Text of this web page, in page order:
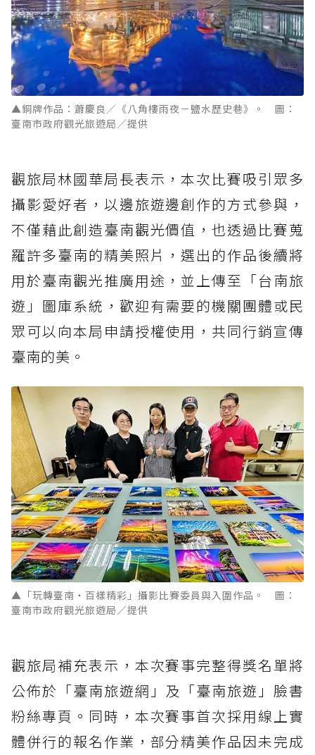
▲銅牌作品：蕭慶良／《八角樓雨夜－鹽水歷史巷》。 圖：
臺南市政府觀光旅遊局／提供
觀旅局林國華局長表示，本次比賽吸引眾多
攝影愛好者，以邊旅遊邊創作的方式參與，
不僅藉此創造臺南觀光價值，也透過比賽蒐
羅許多臺南的精美照片，選出的作品後續將
用於臺南觀光推廣用途，並上傳至「台南旅
遊」圖庫系統，歡迎有需要的機關團體或民
眾可以向本局申請授權使用，共同行銷宣傳
臺南的美。
▲「玩轉臺南・百樣精彩」攝影比賽委員與入圍作品。 圖：
臺南市政府觀光旅遊局／提供
觀旅局補充表示，本次賽事完整得獎名單將
公佈於「臺南旅遊網」及「臺南旅遊」臉書
粉絲專頁。同時，本次賽事首次採用線上實
體併行的報名作業，部分精美作品因未完成